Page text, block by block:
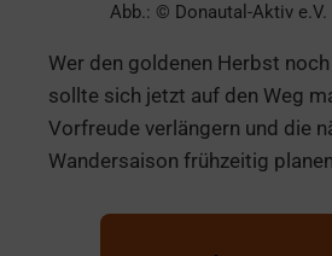
Abb.: © Donautal-Aktiv e.V.
Wer den goldenen Herbst
sollte sich jetzt auf den Weg
Vorfreude verlängern und die
Wandersaison frühzeitig